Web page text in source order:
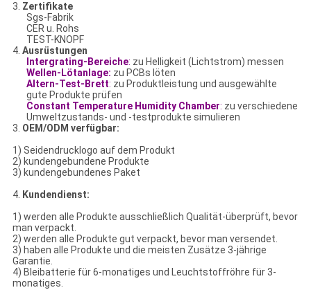
3. Zertifikate
Sgs-Fabrik
CER u. Rohs
TEST-KNOPF
4. Ausrüstungen
Intergrating-Bereiche: zu Helligkeit (Lichtstrom) messen
Wellen-Lötanlage: zu PCBs löten
Altern-Test-Brett: zu Produktleistung und ausgewählte
gute Produkte prüfen
Constant Temperature Humidity Chamber: zu verschiedene
Umweltzustands- und -testprodukte simulieren
3. OEM/ODM verfügbar:
1) Seidendrucklogo auf dem Produkt
2) kundengebundene Produkte
3) kundengebundenes Paket
4. Kundendienst:
1) werden alle Produkte ausschließlich Qualität-überprüft, bevor
man verpackt.
2) werden alle Produkte gut verpackt, bevor man versendet.
3) haben alle Produkte und die meisten Zusätze 3-jährige
Garantie.
4) Bleibatterie für 6-monatiges und Leuchtstoffröhre für 3-
monatiges.